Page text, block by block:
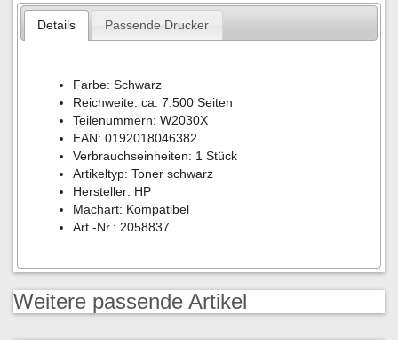
Details Passende Drucker
Farbe: Schwarz
Reichweite: ca. 7.500 Seiten
Teilenummern: W2030X
EAN: 0192018046382
Verbrauchseinheiten: 1 Stück
Artikeltyp: Toner schwarz
Hersteller: HP
Machart: Kompatibel
Art.-Nr.: 2058837
Weitere passende Artikel